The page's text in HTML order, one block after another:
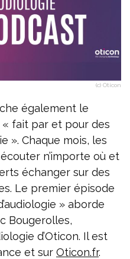
(c) Oticon
également le
fait par et pour des
». Chaque mois, les
n’importe où et
échanger sur des
Le premier épisode
» aborde
Bougerolles,
d’Oticon. Il est
et sur Oticon.fr.